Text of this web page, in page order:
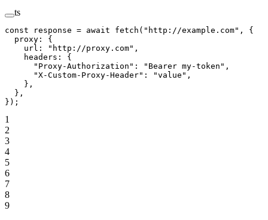
ts
const response = await fetch ( "http://example.com" , {
  proxy: {
    url:
"http://proxy.com" ,
    headers: {
      "Proxy-Authorization"
: "Bearer my-token" ,
      "X-Custom-Proxy-Header"
: "value" ,
    },
  },
});
1
2
3
4
5
6
7
8
9